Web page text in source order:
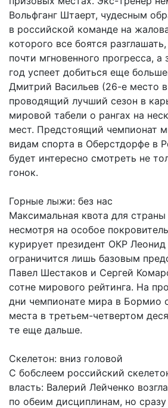
Вольфганг Штаерт, чудесным
в российской команде на
которого все боятся
почти мгновенного прогресса,
год успеет добиться еще
Дмитрий Васильев (26-е место
проводящий лучший сезон в
мировой табели о рангах на
мест. Предстоящий чемпионат
видам спорта в Оберстдорфе в
будет интересно смотреть не
гонок.
Горные лыжи: без нас
Максимальная квота для
несмотря на особое
курирует президент ОКР Леонид
ограничится лишь базовым
Павел Шестаков и Сергей
сотне мирового рейтинга. На
дни чемпионате мира в Бормио
места в третьем-четвертом
те еще дальше.
Скелетон: вниз головой
С бобслеем российский
власть: Валерий Лейченко
по обеим дисциплинам, но